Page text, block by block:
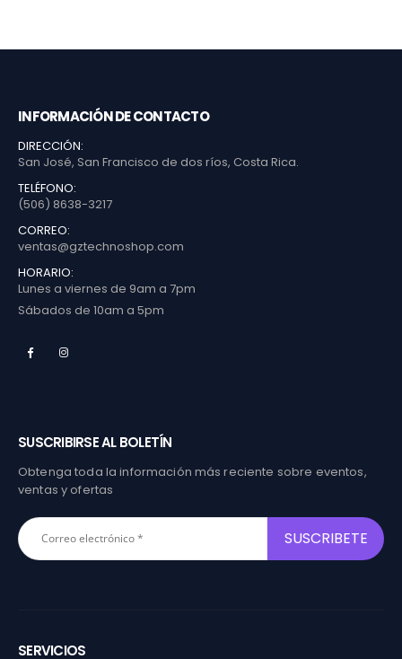
INFORMACIÓN DE CONTACTO
DIRECCIÓN:
San José, San Francisco de dos ríos, Costa Rica.
TELÉFONO:
(506) 8638-3217
CORREO:
ventas@gztechnoshop.com
HORARIO:
Lunes a viernes de 9am a 7pm
Sábados de 10am a 5pm
SUSCRIBIRSE AL BOLETÍN
Obtenga toda la información más reciente sobre eventos,
ventas y ofertas
SERVICIOS